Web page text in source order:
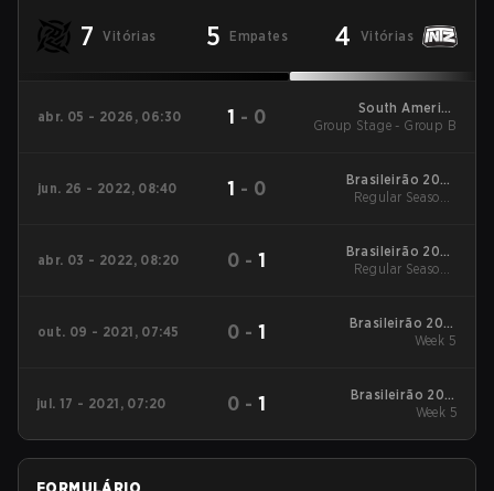
7 Vitórias 5 Empates 4 Vitórias
abr. 05 - 2026, 06:30 1 - 0
South America
League - South
Group Stage - Group B
jun. 26 - 2022, 08:40 1 - 0
Brasileirão 2022
Stage 2
Regular Season -
abr. 03 - 2022, 08:20 0 -1
Brasileirão 2022
Stage 1
Regular Season -
out. 09 - 2021, 07:45 0 -1
Brasileirão 2021
Stage #3
Week 5
jul. 17 - 2021, 07:20 0 -1
Brasileirão 2021
Stage #2
Week 5